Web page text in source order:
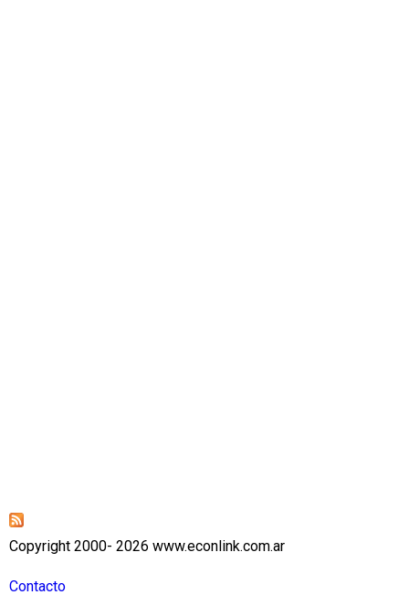
Copyright 2000- 2026 www.econlink.com.ar
Contacto